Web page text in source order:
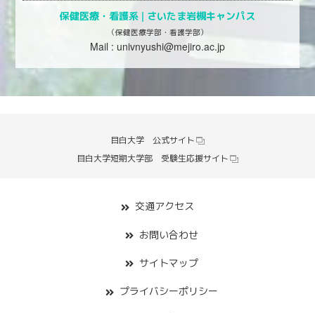
保健医療・看護系 | さいたま岩槻キャンパス
（保健医療学部・看護学部）
Mail : univnyushi@mejiro.ac.jp
目白大学 公式サイト
目白大学短期大学部 受験生応援サイト
交通アクセス
お問い合わせ
サイトマップ
プライバシーポリシー